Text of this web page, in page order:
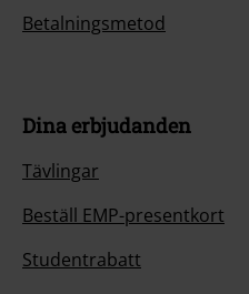
Betalningsmetod
Dina erbjudanden
Tävlingar
Beställ EMP-presentkort
Studentrabatt